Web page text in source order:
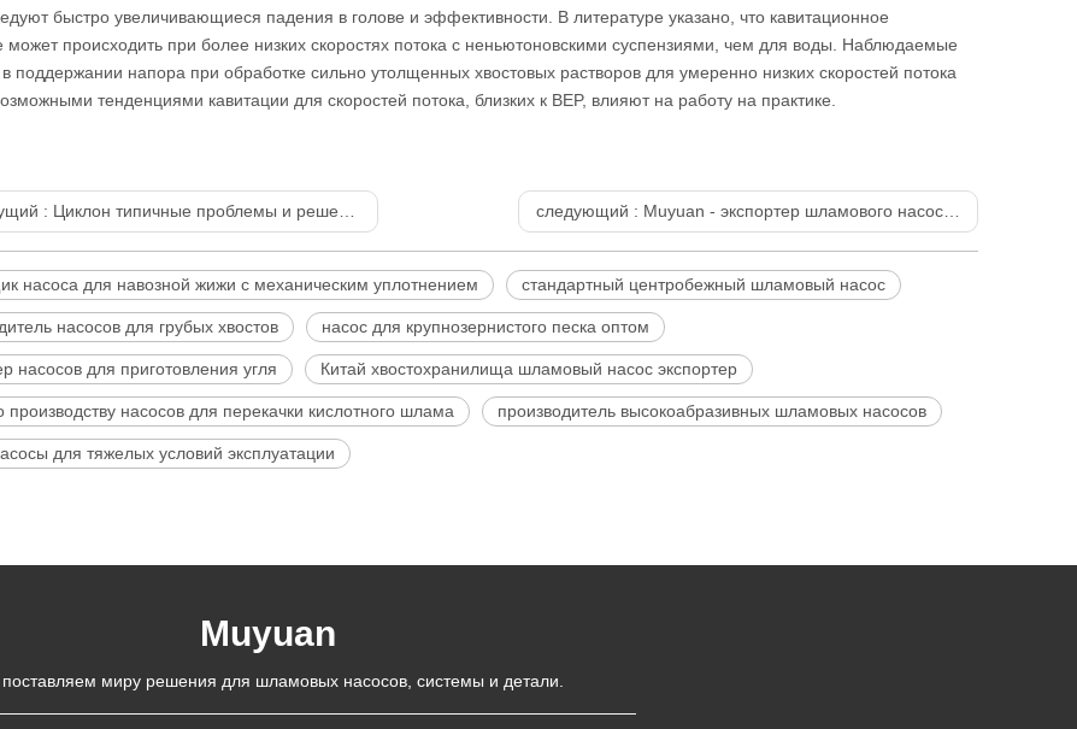
быстро увеличивающиеся падения в голове и эффективности. В литературе указано, что кавитационное
может происходить при более низких скоростях потока с неньютоновскими суспензиями, чем для воды. Наблюдаемые
в поддержании напора при обработке сильно утолщенных хвостовых растворов для умеренно низких скоростей потока
тенденциями кавитации для скоростей потока, близких к BEP, влияют на работу на практике.
: Циклон типичные проблемы и решения следующий : Muyuan - экспортер шламового насоса для приготовления угля
насоса для навозной жижи с механическим уплотнением стандартный центробежный шламовый насос
насосов для грубых хвостов насос для крупнозернистого песка оптом
насосов для приготовления угля Китай хвостохранилища шламовый насос экспортер
производству насосов для перекачки кислотного шлама производитель высокоабразивных шламовых насосов
для тяжелых условий эксплуатации
Muyuan
миру решения для шламовых насосов, системы и детали.